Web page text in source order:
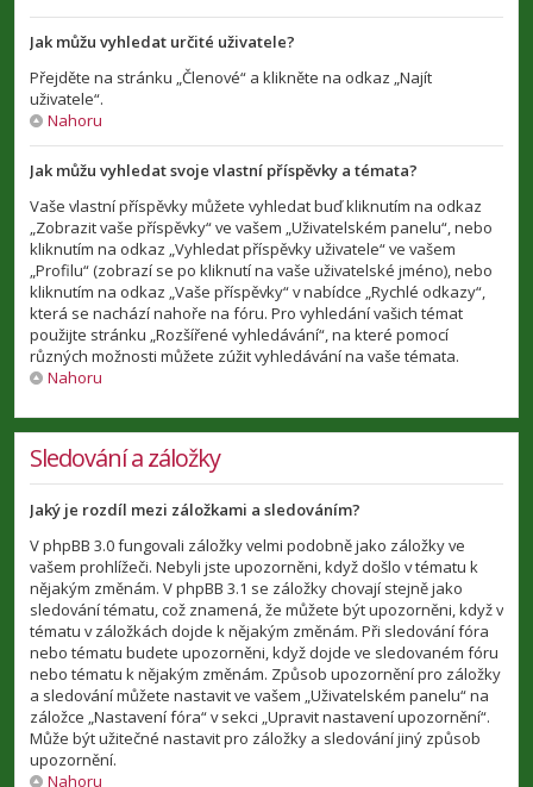
Jak můžu vyhledat určité uživatele?
Přejděte na stránku „Členové“ a klikněte na odkaz „Najít
uživatele“.
Nahoru
Jak můžu vyhledat svoje vlastní příspěvky a témata?
Vaše vlastní příspěvky můžete vyhledat buď kliknutím na odkaz
„Zobrazit vaše příspěvky“ ve vašem „Uživatelském panelu“, nebo
kliknutím na odkaz „Vyhledat příspěvky uživatele“ ve vašem
„Profilu“ (zobrazí se po kliknutí na vaše uživatelské jméno), nebo
kliknutím na odkaz „Vaše příspěvky“ v nabídce „Rychlé odkazy“,
která se nachází nahoře na fóru. Pro vyhledání vašich témat
použijte stránku „Rozšířené vyhledávání“, na které pomocí
různých možnosti můžete zúžit vyhledávání na vaše témata.
Nahoru
Sledování a záložky
Jaký je rozdíl mezi záložkami a sledováním?
V phpBB 3.0 fungovali záložky velmi podobně jako záložky ve
vašem prohlížeči. Nebyli jste upozorněni, když došlo v tématu k
nějakým změnám. V phpBB 3.1 se záložky chovají stejně jako
sledování tématu, což znamená, že můžete být upozorněni, když v
tématu v záložkách dojde k nějakým změnám. Při sledování fóra
nebo tématu budete upozorněni, když dojde ve sledovaném fóru
nebo tématu k nějakým změnám. Způsob upozornění pro záložky
a sledování můžete nastavit ve vašem „Uživatelském panelu“ na
záložce „Nastavení fóra“ v sekci „Upravit nastavení upozornění“.
Může být užitečné nastavit pro záložky a sledování jiný způsob
upozornění.
Nahoru